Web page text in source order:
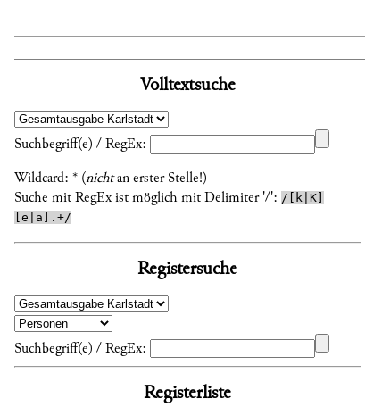
Volltextsuche
Suchbegriff(e) / RegEx:
Wildcard: * (nichtan erster Stelle!)
Suche mit RegEx ist möglich mit Delimiter '/': /[k|K]
[e|a].+/
Registersuche
Suchbegriff(e) / RegEx:
Registerliste